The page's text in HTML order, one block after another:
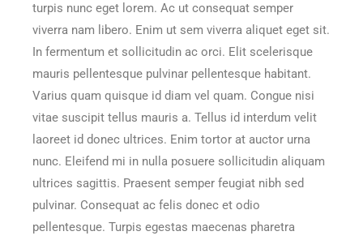
turpis nunc eget lorem. Ac ut consequat semper
viverra nam libero. Enim ut sem viverra aliquet eget sit.
In fermentum et sollicitudin ac orci. Elit scelerisque
mauris pellentesque pulvinar pellentesque habitant.
Varius quam quisque id diam vel quam. Congue nisi
vitae suscipit tellus mauris a. Tellus id interdum velit
laoreet id donec ultrices. Enim tortor at auctor urna
nunc. Eleifend mi in nulla posuere sollicitudin aliquam
ultrices sagittis. Praesent semper feugiat nibh sed
pulvinar. Consequat ac felis donec et odio
pellentesque. Turpis egestas maecenas pharetra